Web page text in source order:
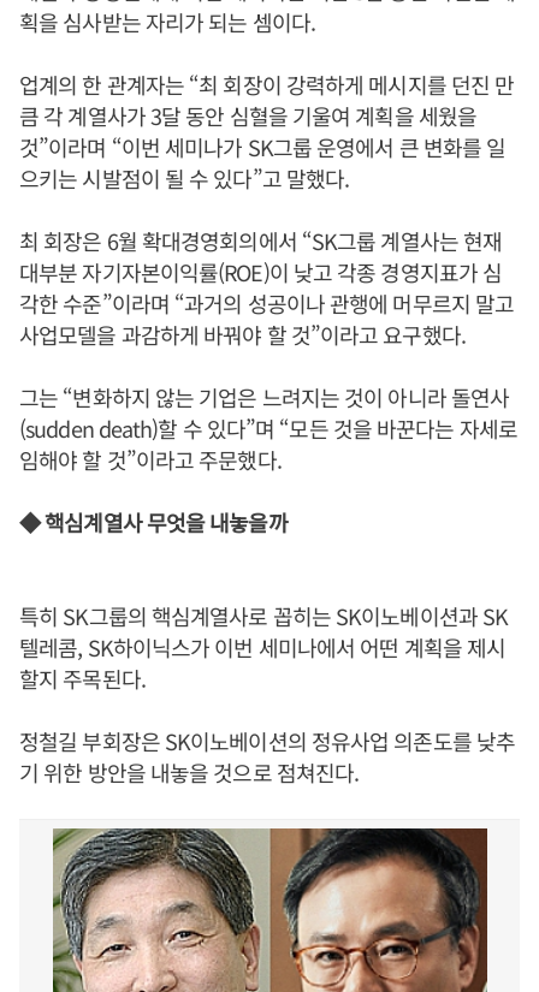
획을 심사받는 자리가 되는 셈이다.
업계의 한 관계자는 “최 회장이 강력하게 메시지를 던진 만
큼 각 계열사가 3달 동안 심혈을 기울여 계획을 세웠을
것”이라며 “이번 세미나가 SK그룹 운영에서 큰 변화를 일
으키는 시발점이 될 수 있다”고 말했다.
최 회장은 6월 확대경영회의에서 “SK그룹 계열사는 현재
대부분 자기자본이익률(ROE)이 낮고 각종 경영지표가 심
각한 수준”이라며 “과거의 성공이나 관행에 머무르지 말고
사업모델을 과감하게 바꿔야 할 것”이라고 요구했다.
그는 “변화하지 않는 기업은 느려지는 것이 아니라 돌연사
(sudden death)할 수 있다”며 “모든 것을 바꾼다는 자세로
임해야 할 것”이라고 주문했다.
◆ 핵심계열사 무엇을 내놓을까
특히 SK그룹의 핵심계열사로 꼽히는 SK이노베이션과 SK
텔레콤, SK하이닉스가 이번 세미나에서 어떤 계획을 제시
할지 주목된다.
정철길 부회장은 SK이노베이션의 정유사업 의존도를 낮추
기 위한 방안을 내놓을 것으로 점쳐진다.